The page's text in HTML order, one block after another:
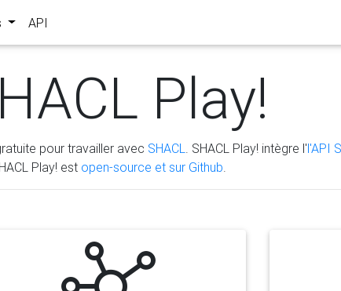
API
Play!
pour travailler avec SHACL . SHACL Play! intègre l'l'API
Play! est open-source et sur Github